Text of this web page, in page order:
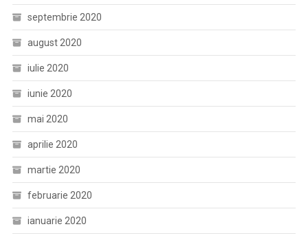
septembrie 2020
august 2020
iulie 2020
iunie 2020
mai 2020
aprilie 2020
martie 2020
februarie 2020
ianuarie 2020